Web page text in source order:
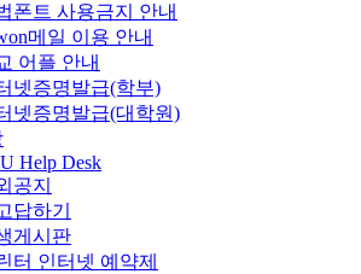
폰트 사용금지 안내
메일 이용 안내
어플 안내
넷증명발급(학부)
넷증명발급(대학원)
Help Desk
공지
답하기
게시판
터 인터넷 예약제